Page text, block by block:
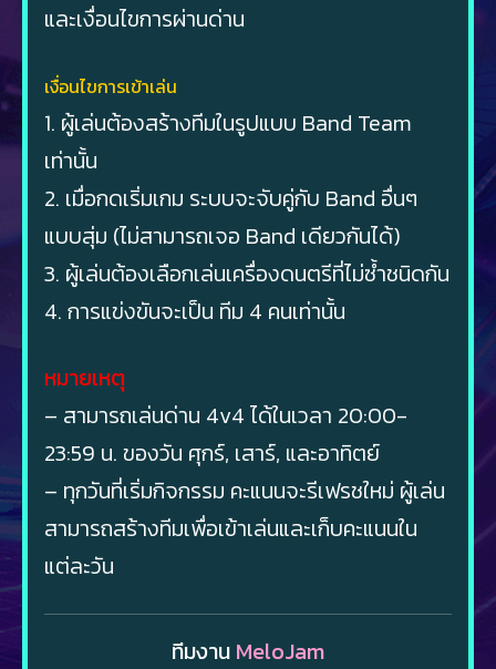
และเงื่อนไขการผ่านด่าน
เงื่อนไขการเข้าเล่น
1. ผู้เล่นต้องสร้างทีมในรูปแบบ Band Team
เท่านั้น
2. เมื่อกดเริ่มเกม ระบบจะจับคู่กับ Band อื่นๆ
แบบสุ่ม (ไม่สามารถเจอ Band เดียวกันได้)
3. ผู้เล่นต้องเลือกเล่นเครื่องดนตรีที่ไม่ซ้ำชนิดกัน
4. การแข่งขันจะเป็น ทีม 4 คนเท่านั้น
หมายเหตุ
– สามารถเล่นด่าน 4v4 ได้ในเวลา 20:00-
23:59 น. ของวัน ศุกร์, เสาร์, และอาทิตย์
– ทุกวันที่เริ่มกิจกรรม คะแนนจะรีเฟรชใหม่ ผู้เล่น
สามารถสร้างทีมเพื่อเข้าเล่นและเก็บคะแนนใน
แต่ละวัน
ทีมงาน MeloJam